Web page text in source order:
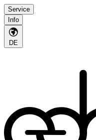
Service
Info
DE